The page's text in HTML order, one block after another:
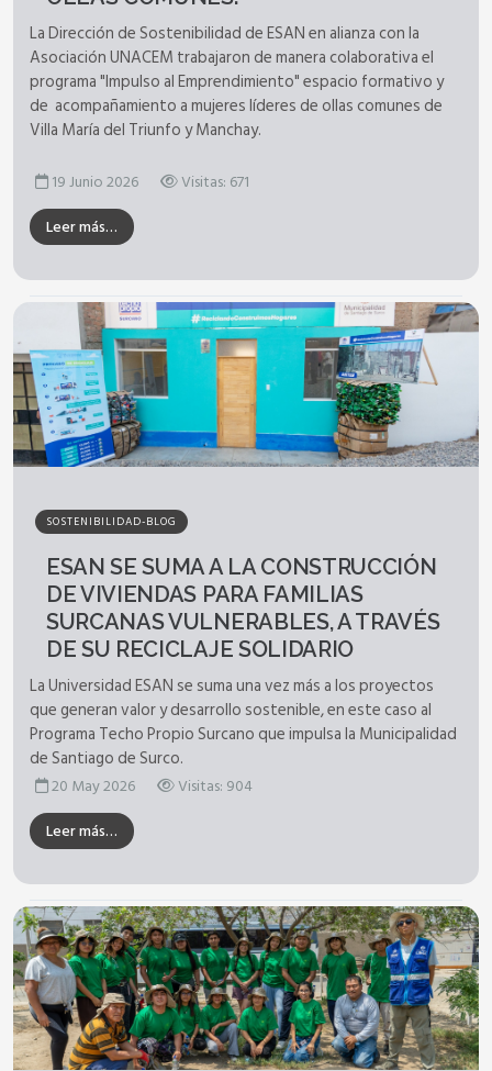
La Dirección de Sostenibilidad de ESAN en alianza con la
Asociación UNACEM trabajaron de manera colaborativa el
programa "Impulso al Emprendimiento" espacio formativo y
de acompañamiento a mujeres líderes de ollas comunes de
Villa María del Triunfo y Manchay.
19 Junio 2026
Visitas: 671
Leer más…
SOSTENIBILIDAD-BLOG
ESAN SE SUMA A LA CONSTRUCCIÓN
DE VIVIENDAS PARA FAMILIAS
SURCANAS VULNERABLES, A TRAVÉS
DE SU RECICLAJE SOLIDARIO
La Universidad ESAN se suma una vez más a los proyectos
que generan valor y desarrollo sostenible, en este caso al
Programa Techo Propio Surcano que impulsa la Municipalidad
de Santiago de Surco.
20 May 2026
Visitas: 904
Leer más…